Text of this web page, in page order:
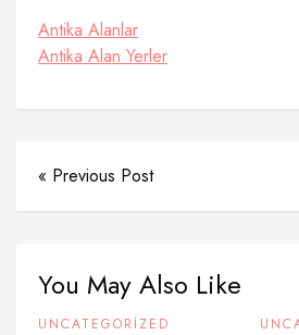
Antika Alanlar
Antika Alan Yerler
« Previous Post
You May Also Like
UNCATEGORIZED